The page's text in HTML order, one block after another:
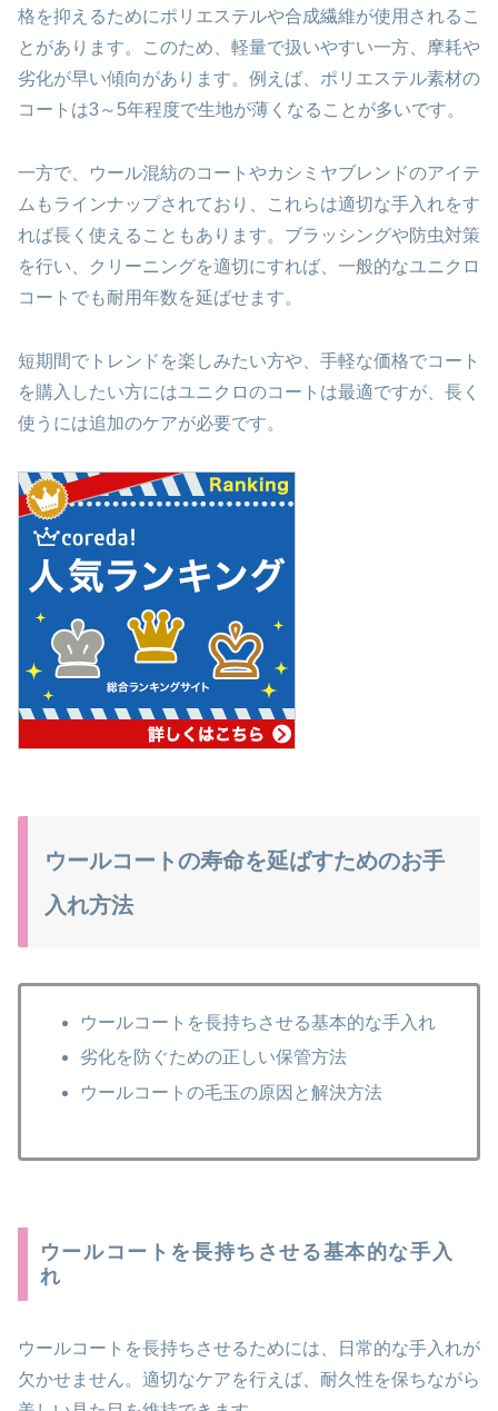
格を抑えるためにポリエステルや合成繊維が使用されるこ
とがあります。このため、軽量で扱いやすい一方、摩耗や
劣化が早い傾向があります。例えば、ポリエステル素材の
コートは3～5年程度で生地が薄くなることが多いです。
一方で、ウール混紡のコートやカシミヤブレンドのアイテ
ムもラインナップされており、これらは適切な手入れをす
れば長く使えることもあります。ブラッシングや防虫対策
を行い、クリーニングを適切にすれば、一般的なユニクロ
コートでも耐用年数を延ばせます。
短期間でトレンドを楽しみたい方や、手軽な価格でコート
を購入したい方にはユニクロのコートは最適ですが、長く
使うには追加のケアが必要です。
ウールコートの寿命を延ばすためのお手
入れ方法
ウールコートを長持ちさせる基本的な手入れ
劣化を防ぐための正しい保管方法
ウールコートの毛玉の原因と解決方法
ウールコートを長持ちさせる基本的な手入
れ
ウールコートを長持ちさせるためには、日常的な手入れが
欠かせません。適切なケアを行えば、耐久性を保ちながら